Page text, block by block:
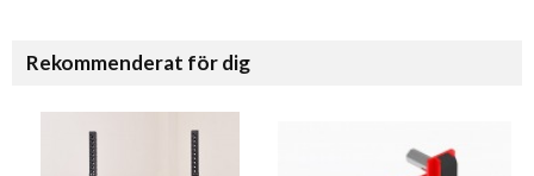
Rekommenderat för dig